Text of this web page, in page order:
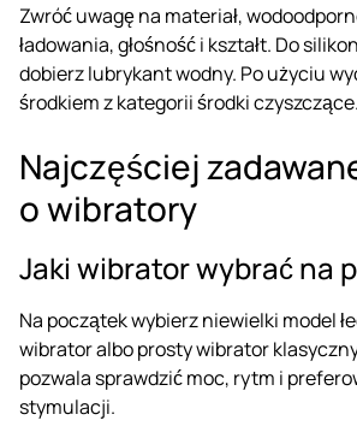
Zwróć uwagę na materiał,
ładowania, głośność i kształt. Do
dobierzlubrykant wodny. Po użyciu
środkiem z kategoriiśrodki czyszczące.
Najczęściej
o wibratory
Jaki wibrator wybrać na
Na początek wybierz niewielki model
wibrator albo prosty wibrator
pozwala sprawdzić moc, rytm i
stymulacji.